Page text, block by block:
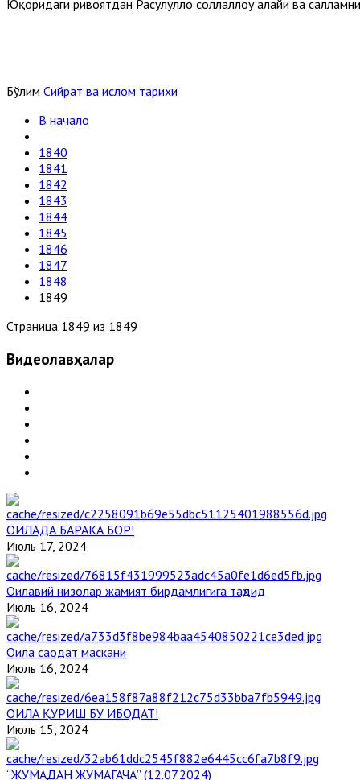
Юқоридаги ривоятдан Расулуллоҳ соллаллоҳу алайҳи ва
Бўлим Сийрат ва ислом тарихи
В начало
1840
1841
1842
1843
1844
1845
1846
1847
1848
1849
Страница 1849 из 1849
Видеолавҳалар
ОИЛАДА БАРАКА БОР!
Июль 17, 2024
Оилавий низолар жамият бирдамлигига таҳдид
Июль 16, 2024
Оила саодат маскани
Июль 16, 2024
ОИЛА ҚУРИШ БУ ИБОДАТ!
Июль 15, 2024
“ЖУМАДАН ЖУМАГАЧА” (12.07.2024)